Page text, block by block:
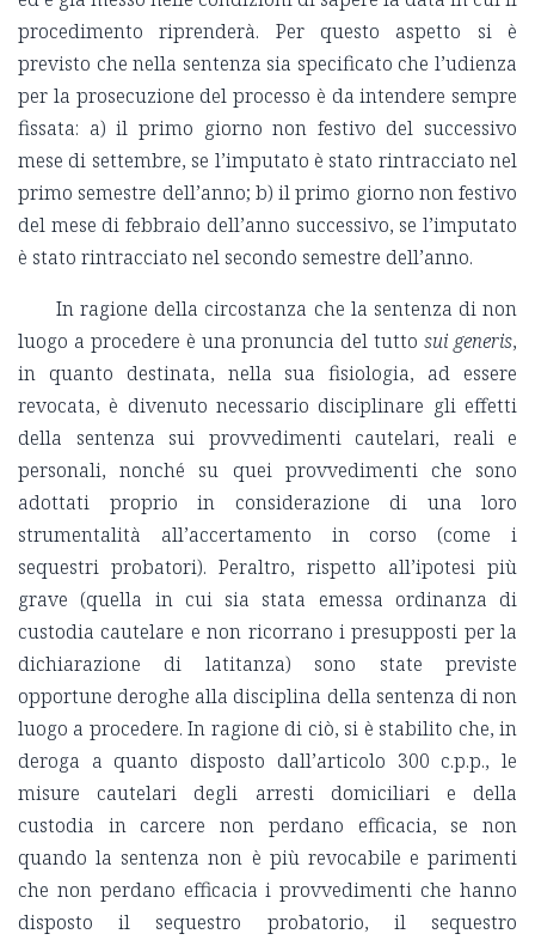
procedimento riprenderà. Per questo aspetto si è
previsto che nella sentenza sia specificato che l’udienza
per la prosecuzione del processo è da intendere sempre
fissata: a) il primo giorno non festivo del successivo
mese di settembre, se l’imputato è stato rintracciato nel
primo semestre dell’anno; b) il primo giorno non festivo
del mese di febbraio dell’anno successivo, se l’imputato
è stato rintracciato nel secondo semestre dell’anno.
In ragione della circostanza che la sentenza di non
luogo a procedere è una pronuncia del tuttosui generis,
in quanto destinata, nella sua fisiologia, ad essere
revocata, è divenuto necessario disciplinare gli effetti
della sentenza sui provvedimenti cautelari, reali e
personali, nonché su quei provvedimenti che sono
adottati proprio in considerazione di una loro
strumentalità all’accertamento in corso (come i
sequestri probatori). Peraltro, rispetto all’ipotesi più
grave (quella in cui sia stata emessa ordinanza di
custodia cautelare e non ricorrano i presupposti per la
dichiarazione di latitanza) sono state previste
opportune deroghe alla disciplina della sentenza di non
luogo a procedere. In ragione di ciò, si è stabilito che, in
deroga a quanto disposto dall’articolo 300 c.p.p., le
misure cautelari degli arresti domiciliari e della
custodia in carcere non perdano efficacia, se non
quando la sentenza non è più revocabile e parimenti
che non perdano efficacia i provvedimenti che hanno
disposto il sequestro probatorio, il sequestro